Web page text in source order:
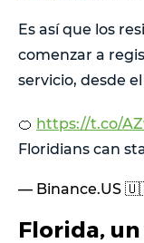
Es así que los
comenzar a
servicio, desde
🍊 https://t.co/
Floridians can
— Binance.US
Florida,